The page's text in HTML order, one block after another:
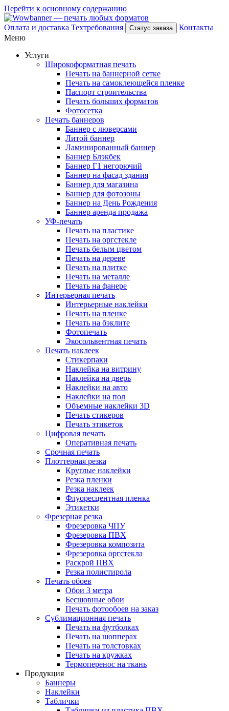
Перейти к основному содержанию
Оплата и доставка Техтребования Статус заказа
Контакты
Меню
Услуги
Широкоформатная печать
Печать на баннерной сетке
Печать на самоклеющейся пленке
Паспорт строительства
Печать больших форматов
Фотосетка
Печать баннеров
Баннер с люверсами
Литой баннер
Ламинированный баннер
Баннер Блэкбек
Баннер Г1 негорючий
Баннер на фасад здания
Баннер для магазина
Баннер для фотозоны
Баннер на День Рождения
Баннер аренда продажа
УФ-печать
Печать на пластике
Печать на оргстекле
Печать белым цветом
Печать на дереве
Печать на плитке
Печать на металле
Печать на фанере
Интерьерная печать
Интерьерные наклейки
Печать на пленке
Печать на бэклите
Фотопечать
Экосольвентная печать
Печать наклеек
Стикерпаки
Наклейка на витрину
Наклейка на дверь
Наклейки на авто
Наклейки на пол
Объемные наклейки 3D
Печать стикеров
Печать этикеток
Цифровая печать
Оперативная печать
Срочная печать
Плоттерная резка
Круглые наклейки
Резка пленки
Резка наклеек
Флуоресцентная пленка
Этикетки
Фрезерная резка
Фрезеровка ЧПУ
Фрезеровка ПВХ
Фрезеровка композита
Фрезеровка оргстекла
Раскрой ПВХ
Резка полистирола
Печать обоев
Обои 3 метра
Бесшовные обои
Печать фотообоев на заказ
Сублимационная печать
Печать на футболках
Печать на шопперах
Печать на толстовках
Печать на кружках
Термоперенос на ткань
Продукция
Баннеры
Наклейки
Таблички